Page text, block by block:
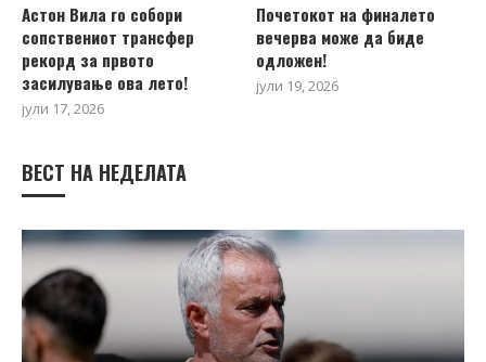
Астон Вила го собори
сопствениот трансфер
рекорд за првото
засилување ова лето!
јули 17, 2026
Почетокот на финалето
вечерва може да биде
одложен!
јули 19, 2026
ВЕСТ НА НЕДЕЛАТА